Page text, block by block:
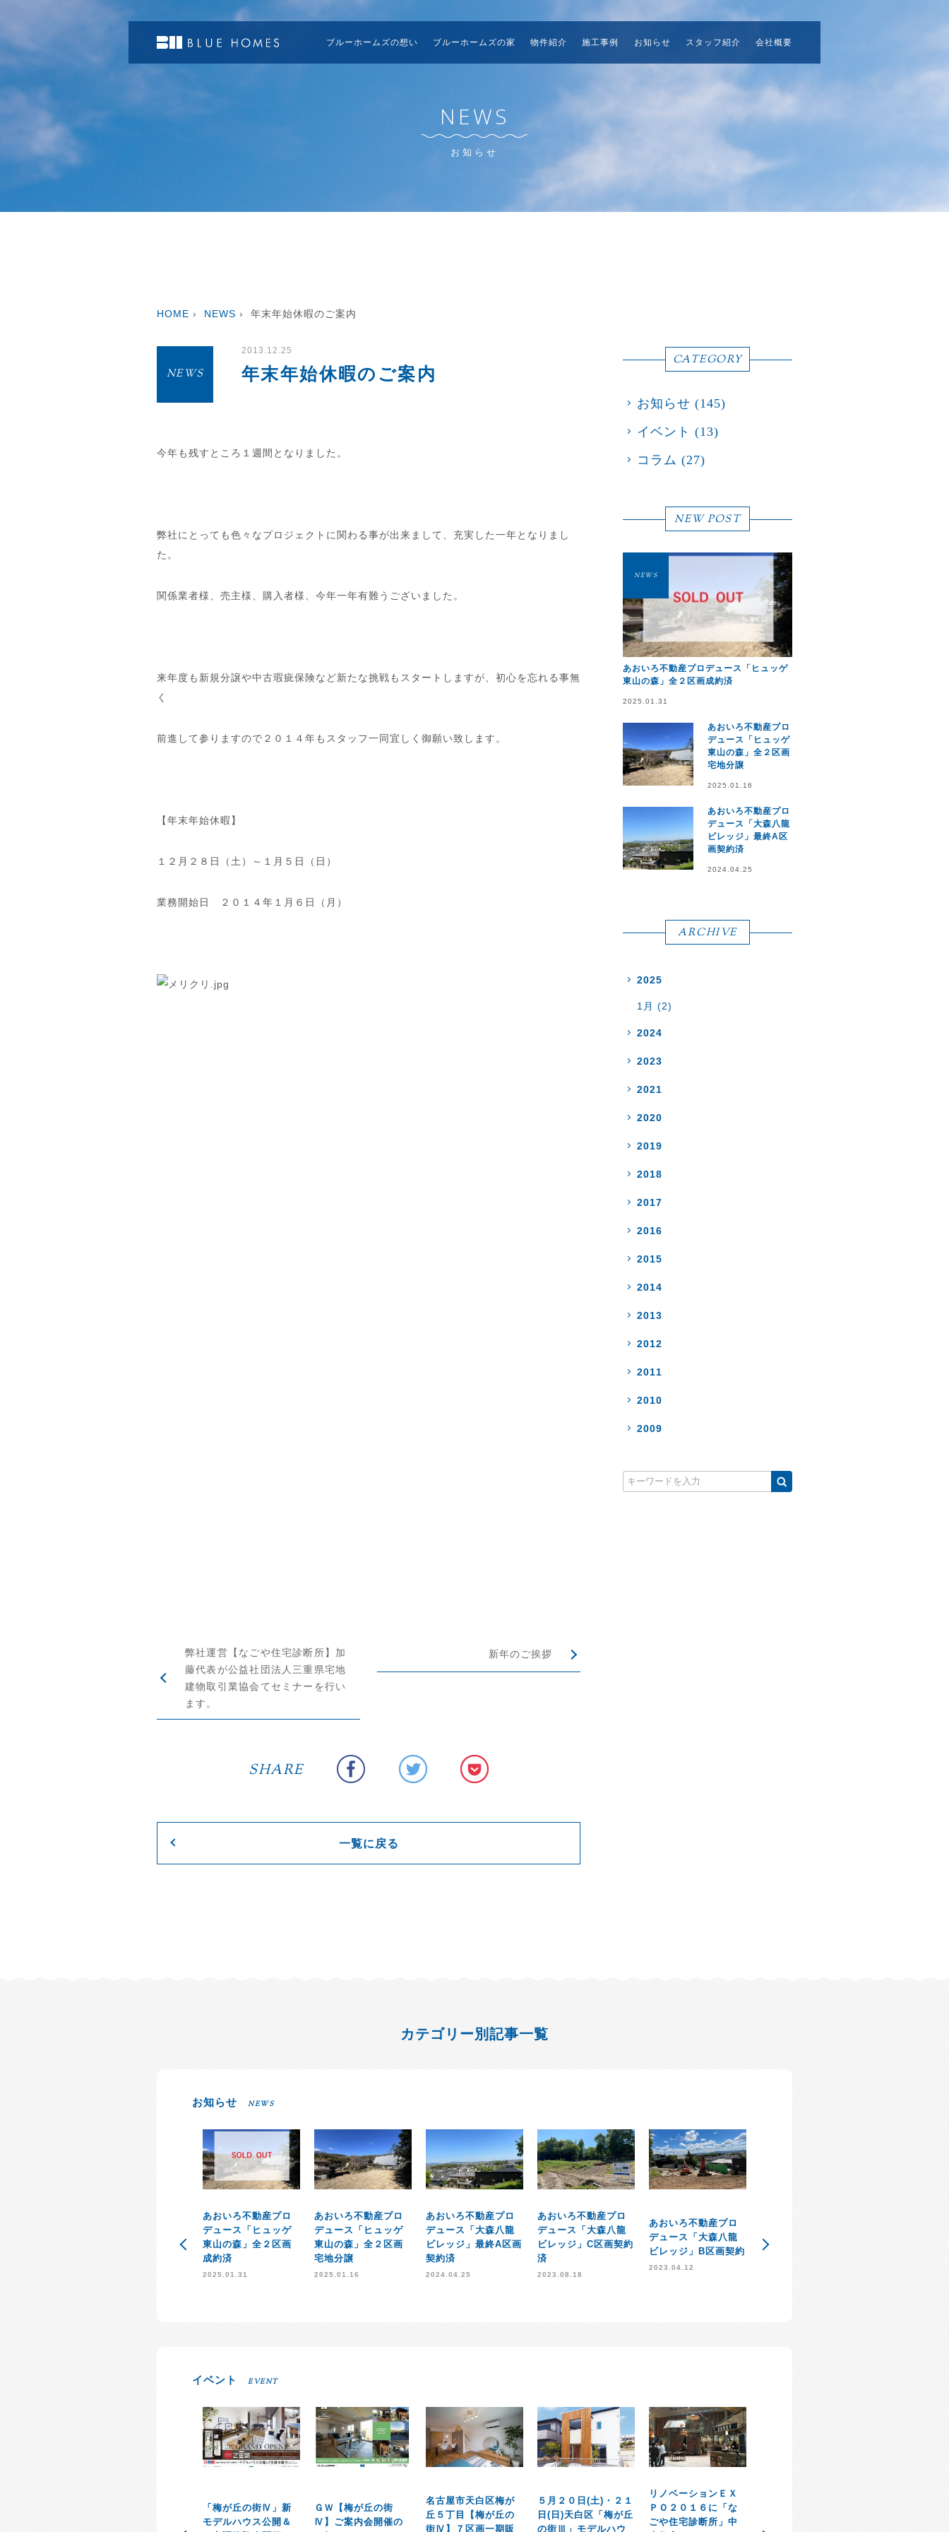
ブルーホームズの想い 施工事例
ブルーホームズの家 お知らせ スタッフ紹介 会社概要
物件紹介
NEWS
お知らせ
HOME › NEWS › 年末年始休暇のご案内
NEWS
2013.12.25
年末年始休暇のご案内
今年も残すところ１週間となりました。
弊社にとっても色々なプロジェクトに関わる事が出来まして、充実した一年となりまし
た。
関係業者様、売主様、購入者様、今年一年有難うございました。
来年度も新規分譲や中古瑕疵保険など新たな挑戦もスタートしますが、初心を忘れる事無
く
前進して参りますので２０１４年もスタッフ一同宜しく御願い致します。
【年末年始休暇】
１２月２８日（土）～１月５日（日）
業務開始日 ２０１４年１月６日（月）
弊社運営【なごや住宅診断所】加
藤代表が公益社団法人三重県宅地
建物取引業協会てセミナーを行い
ます。
新年のご挨拶
SHARE
一覧に戻る
CATEGORY
お知らせ (145)
イベント (13)
コラム (27)
NEW POST
NEWS
あおいろ不動産プロデュース「ヒュッゲ
東山の森」全２区画成約済
2025.01.31
あおいろ不動産プロ
デュース「ヒュッゲ
東山の森」全２区画
宅地分譲
2025.01.16
あおいろ不動産プロ
デュース「大森八龍
ビレッジ」最終A区
画契約済
2024.04.25
ARCHIVE
2025
1月 (2)
2024
2023
2021
2020
2019
2018
2017
2016
2015
2014
2013
2012
2011
2010
2009
カテゴリー別記事一覧
お知らせ NEWS
あおいろ不動産プロ
デュース「ヒュッゲ
東山の森」全２区画
成約済
2025.01.31
あおいろ不動産プロ
デュース「ヒュッゲ
東山の森」全２区画
宅地分譲
2025.01.16
あおいろ不動産プロ
デュース「大森八龍
ビレッジ」最終A区画
契約済
2024.04.25
あおいろ不動産プロ
デュース「大森八龍
ビレッジ」C区画契約
済
2023.08.18
あおいろ不動産プロ
デュース「大森八龍
ビレッジ」B区画契約
2023.04.12
「住知会」発足のお
知らせ
イベント EVENT
「梅が丘の街Ⅳ」新
モデルハウス公開＆
ＧＷ【梅が丘の街
Ⅳ】ご案内会開催の
名古屋市天白区梅が
丘５丁目【梅が丘の
街Ⅳ】７区画一期販
５月２０日(土)・２１
日(日)天白区「梅が丘
の街Ⅲ」モデルハウ
リノベーションＥＸ
ＰＯ２０１６に「な
ごや住宅診断所」中